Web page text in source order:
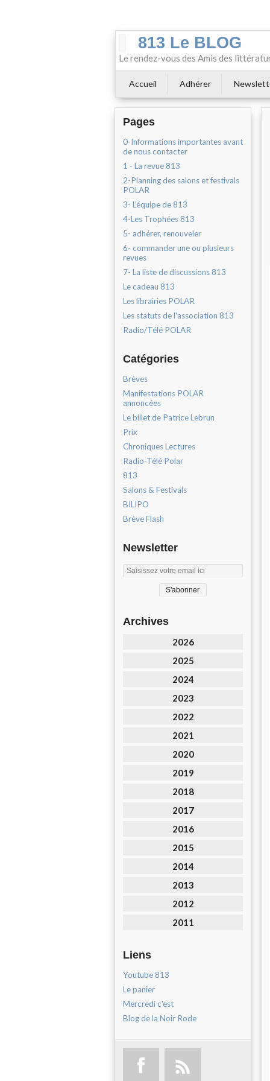
813 Le BLOG
Le rendez-vous des Amis des
Accueil Adhérer
Pages
0-Informations importantes avant
de nous contacter
1 - La revue 813
2-Planning des salons et festivals
POLAR
3- L'équipe de 813
4-Les Trophées 813
5- adhérer, renouveler
6- commander une ou plusieurs
revues
7- La liste de discussions 813
Le cadeau 813
Les librairies POLAR
Les statuts de l'association 813
Radio/Télé POLAR
Catégories
Brèves
Manifestations POLAR
annoncées
Le billet de Patrice Lebrun
Prix
Chroniques Lectures
Radio-Télé Polar
813
Salons & Festivals
BILIPO
Brève Flash
Newsletter
Archives
2026
2025
2024
2023
2022
2021
2020
2019
2018
2017
2016
2015
2014
2013
2012
2011
Liens
Youtube 813
Le panier
Mercredi c'est
Blog de la Noir Rode